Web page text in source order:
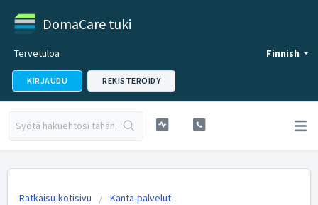
DomaCare tuki
Finnish
Tervetuloa
KIRJAUDU REKISTERÖIDY
Ratkaisu-kotisivu Kanta-palvelut